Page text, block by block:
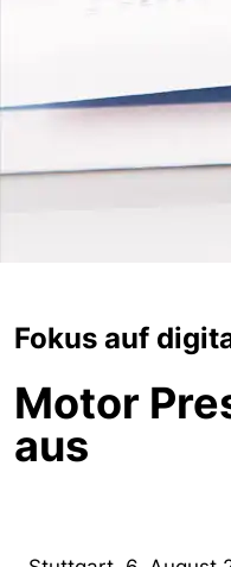
Fokus auf
Motor
aus